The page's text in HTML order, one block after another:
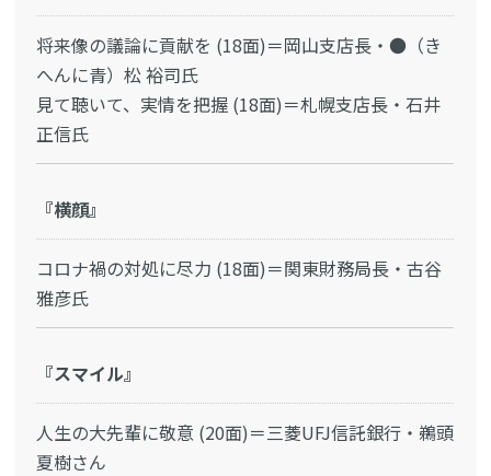
将来像の議論に貢献を (18面)＝岡山支店長・●（き
へんに青）松 裕司氏
見て聴いて、実情を把握 (18面)＝札幌支店長・石井
正信氏
『横顔』
コロナ禍の対処に尽力 (18面)＝関東財務局長・古谷
雅彦氏
『スマイル』
人生の大先輩に敬意 (20面)＝三菱UFJ信託銀行・鵜頭
夏樹さん